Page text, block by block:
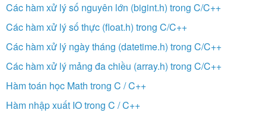
Các hàm xử lý số nguyên lớn (bigint.h) trong C/C++
Các hàm xử lý số thực (float.h) trong C/C++
Các hàm xử lý ngày tháng (datetime.h) trong C/C++
Các hàm xử lý mảng đa chiều (array.h) trong C/C++
Hàm toán học Math trong C / C++
Hàm nhập xuất IO trong C / C++